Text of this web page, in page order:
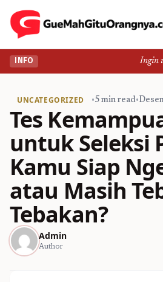
INFO Ingin
UNCATEGORIZED •5 min read•
Tes
untuk Seleksi
Kamu Siap
atau Masih
Tebakan?
Admin
Author